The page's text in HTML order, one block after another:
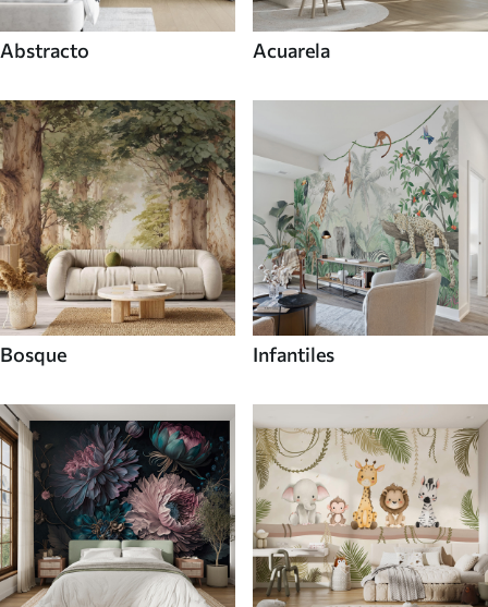
Abstracto Acuarela
Bosque Infantiles